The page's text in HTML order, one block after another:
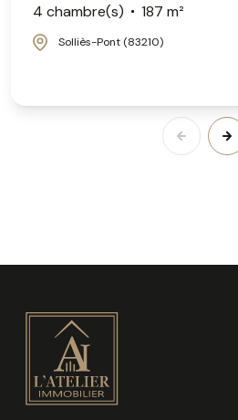
4 chambre(s)
187 m²
Solliès-Pont (83210)